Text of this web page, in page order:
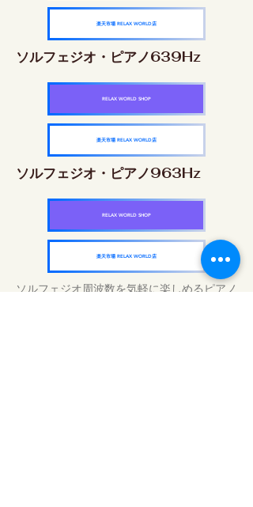
楽天市場 RELAX WORLD店
ソルフェジオ・ピアノ639Hz
RELAX WORLD SHOP
楽天市場 RELAX WORLD店
ソルフェジオ・ピアノ963Hz
RELAX WORLD SHOP
楽天市場 RELAX WORLD店
ソルフェジオ周波数を気軽に楽しめるピアノ